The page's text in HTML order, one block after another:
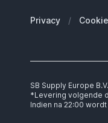
Privacy /
SB Supply Europe
*Levering volgende
Indien na 22:00